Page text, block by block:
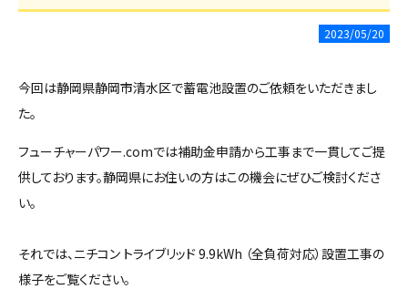
2023/05/20
今回は静岡県静岡市清水区で蓄電池設置のご依頼をいただきまし
た。
フューチャーパワー.comでは補助金申請から工事まで一貫してご提
供しております。静岡県にお住いの方はこの機会にぜひご検討くださ
い。
それでは、ニチコン トライブリッド 9.9kWh （全負荷対応）設置工事の
様子をご覧ください。